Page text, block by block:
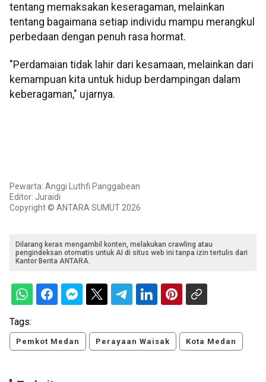
tentang memaksakan keseragaman, melainkan
tentang bagaimana setiap individu mampu merangkul
perbedaan dengan penuh rasa hormat.
"Perdamaian tidak lahir dari kesamaan, melainkan dari
kemampuan kita untuk hidup berdampingan dalam
keberagaman," ujarnya.
Pewarta: Anggi Luthfi Panggabean
Editor: Juraidi
Copyright © ANTARA SUMUT 2026
Dilarang keras mengambil konten, melakukan crawling atau
pengindeksan otomatis untuk AI di situs web ini tanpa izin tertulis dari
Kantor Berita ANTARA.
Tags:
Pemkot Medan Perayaan Waisak Kota Medan